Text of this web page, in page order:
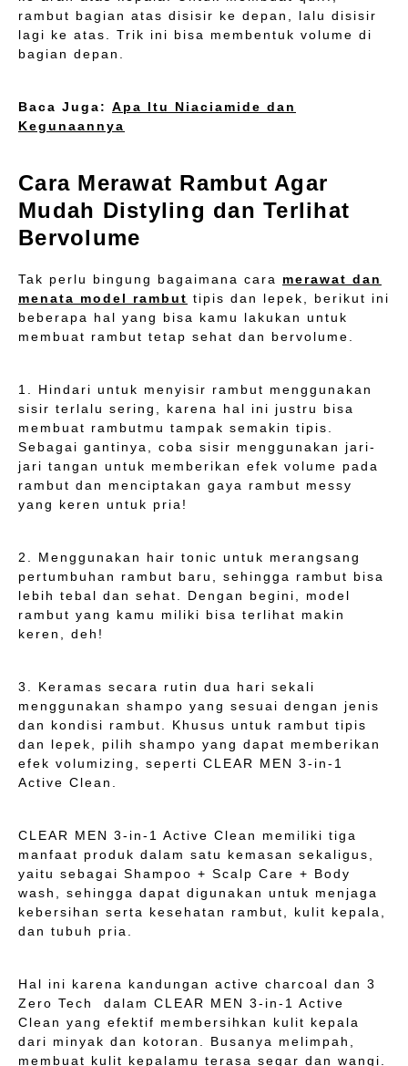
rambut bagian atas disisir ke depan, lalu disisir
lagi ke atas. Trik ini bisa membentuk volume di
bagian depan.
Baca Juga: Apa Itu Niaciamide dan
Kegunaannya
Cara Merawat Rambut Agar
Mudah Distyling dan Terlihat
Bervolume
Tak perlu bingung bagaimana cara merawat dan
menata model rambut tipis dan lepek, berikut ini
beberapa hal yang bisa kamu lakukan untuk
membuat rambut tetap sehat dan bervolume.
1. Hindari untuk menyisir rambut menggunakan
sisir terlalu sering, karena hal ini justru bisa
membuat rambutmu tampak semakin tipis.
Sebagai gantinya, coba sisir menggunakan jari-
jari tangan untuk memberikan efek volume pada
rambut dan menciptakan gaya rambut messy
yang keren untuk pria!
2. Menggunakan hair tonic untuk merangsang
pertumbuhan rambut baru, sehingga rambut bisa
lebih tebal dan sehat. Dengan begini, model
rambut yang kamu miliki bisa terlihat makin
keren, deh!
3. Keramas secara rutin dua hari sekali
menggunakan shampo yang sesuai dengan jenis
dan kondisi rambut. Khusus untuk rambut tipis
dan lepek, pilih shampo yang dapat memberikan
efek volumizing, seperti CLEAR MEN 3-in-1
Active Clean.
CLEAR MEN 3-in-1 Active Clean memiliki tiga
manfaat produk dalam satu kemasan sekaligus,
yaitu sebagai Shampoo + Scalp Care + Body
wash, sehingga dapat digunakan untuk menjaga
kebersihan serta kesehatan rambut, kulit kepala,
dan tubuh pria.
Hal ini karena kandungan active charcoal dan 3
Zero Tech dalam CLEAR MEN 3-in-1 Active
Clean yang efektif membersihkan kulit kepala
dari minyak dan kotoran. Busanya melimpah,
membuat kulit kepalamu terasa segar dan wangi.